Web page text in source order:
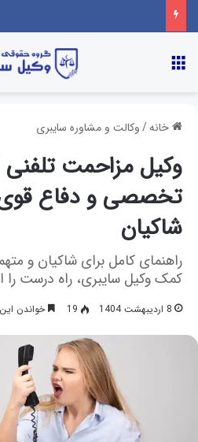
خانه/وکالت و مشاوره سایبری
وکیل مزاحمت تلفنی
تخصصی و دفاع قوی
شاکیان
راهنمای کامل برای شاکیان و
کمک وکیل سایبری، راه درست را
8 اردیبهشت 1404 19 خواندن این مطلب 5